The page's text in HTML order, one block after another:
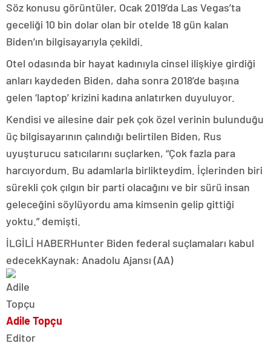
Söz konusu görüntüler, Ocak 2019’da Las Vegas’ta
geceliği 10 bin dolar olan bir otelde 18 gün kalan
Biden’ın bilgisayarıyla çekildi.
Otel odasında bir hayat kadınıyla cinsel ilişkiye girdiği
anları kaydeden Biden, daha sonra 2018’de başına
gelen ‘laptop’ krizini kadına anlatırken duyuluyor.
Kendisi ve ailesine dair pek çok özel verinin bulunduğu
üç bilgisayarının çalındığı belirtilen Biden, Rus
uyuşturucu satıcılarını suçlarken, “Çok fazla para
harcıyordum. Bu adamlarla birlikteydim. İçlerinden biri
sürekli çok çılgın bir parti olacağını ve bir sürü insan
geleceğini söylüyordu ama kimsenin gelip gittiği
yoktu.” demişti.
İLGİLİ HABERHunter Biden federal suçlamaları kabul
edecekKaynak: Anadolu Ajansı (AA)
Adile Topçu
Editor